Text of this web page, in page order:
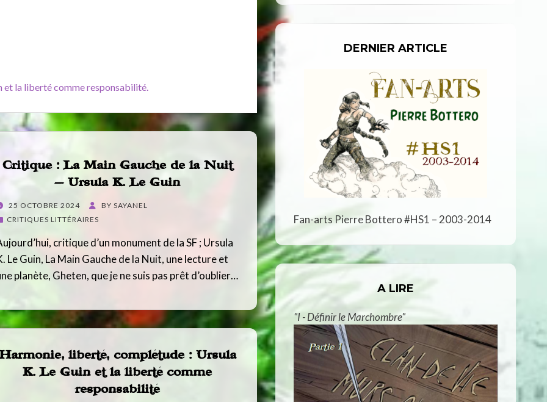
et la liberté comme responsabilité.
Critique : La Main Gauche de la Nuit
– Ursula K. Le Guin
25 OCTOBRE 2024 BY SAYANEL
CRITIQUES LITTÉRAIRES
critique d’un monument de la SF ; Ursula
Le Guin, La Main Gauche de la Nuit, une lecture et
planète, Gheten, que je ne suis pas prêt d’oublier…
liberté, complétude : Ursula
K. Le Guin et la liberté comme
responsabilité
DERNIER ARTICLE
Fan-arts Pierre Bottero #HS1 – 2003-2014
A LIRE
"I - Définir le Marchombre"